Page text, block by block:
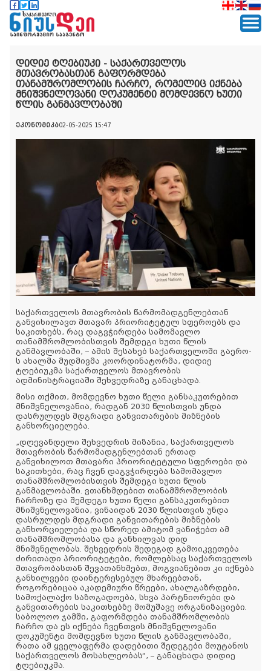
დიდიე ტღებიუკი - საქართველოს
მთავრობასთან გაფორმდება
თანამშრომლობის ჩარჩო, რომელიც იქნება
მნიშვნელოვანი დოკუმენტი მომდევნო ხუთი
წლის განმავლობაში
ეკონომიკა02-05-2025 15:47
საქართველოს მთავრობის წარმომადგენლებთან
განვიხილავთ მთავარ პრიორიტეტულ სფეროებს და
საკითხებს, რაც დაგვჭირდება სამომავლო
თანამშრომლობისთვის შემდეგი ხუთი წლის
განმავლობაში, – ამის შესახებ საქართველოში გაერო-
ს ახალმა მუდმივმა კოორდინატორმა, დიდიე
ტღებიუკმა საქართველოს მთავრობის
ადმინისტრაციაში შეხვედრაზე განაცხადა.
მისი თქმით, მომდევნო ხუთი წელი განსაკუთრებით
მნიშვნელოვანია, რადგან 2030 წლისთვის უნდა
დასრულდეს მდგრადი განვითარების მიზნების
განხორციელება.
„დღევანდელი შეხვედრის მიზანია, საქართველოს
მთავრობის წარმომადგენლებთან ერთად
განვიხილოთ მთავარი პრიორიტეტული სფეროები და
საკითხები, რაც ჩვენ დაგვჭირდება სამომავლო
თანამშრომლობისთვის შემდეგი ხუთი წლის
განმავლობაში. ვთანხმდებით თანამშრომლობის
ჩარჩოზე და შემდეგი ხუთი წელი განსაკუთრებით
მნიშვნელოვანია, ვინაიდან 2030 წლისთვის უნდა
დასრულდეს მდგრადი განვითარების მიზნების
განხორციელება და სწორედ ამიტომ ვანიჭებთ ამ
თანამშრომლობასა და განხილვას დიდ
მნიშვნელობას. შეხვედრის შედეგად გამოიკვეთება
ძირითადი პრიორიტეტები, რომლებსაც საქართველოს
მთავრობასთან შევათანხმებთ, მოგვიანებით კი იქნება
განხილვები დაინტერესებულ მხარეებთან,
როგორებიცაა აკადემიური წრეები, ახალგაზრდები,
სამოქალაქო საზოგადოება, სხვა პარტნიორები და
განვითარების საკითხებზე მომუშავე ორგანიზაციები.
საბოლოო ჯამში, გაფორმდება თანამშრომლობის
ჩარჩო და ეს იქნება ჩვენთვის მნიშვნელოვანი
დოკუმენტი მომდევნო ხუთი წლის განმავლობაში,
რათა ამ ყველაფერმა დადებითი შედეგები მოუტანოს
საქართველოს მოსახლეობას“, – განაცხადა დიდიე
ტღებიუკმა.